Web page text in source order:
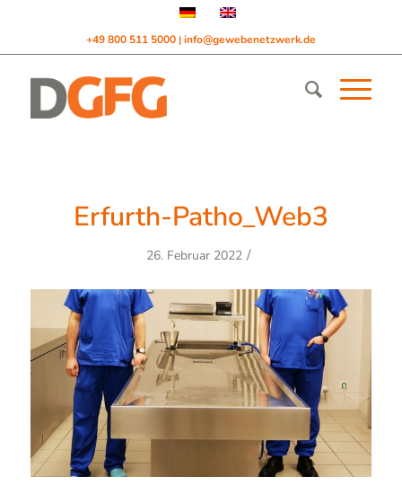
+49 800 511 5000 | info@gewebenetzwerk.de
Erfurth-Patho_Web3
26. Februar 2022 /